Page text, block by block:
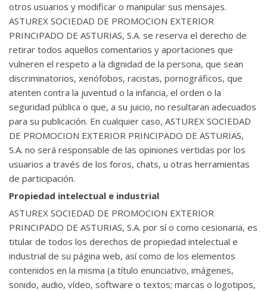
otros usuarios y modificar o manipular sus mensajes.
ASTUREX SOCIEDAD DE PROMOCION EXTERIOR
PRINCIPADO DE ASTURIAS, S.A. se reserva el derecho de
retirar todos aquellos comentarios y aportaciones que
vulneren el respeto a la dignidad de la persona, que sean
discriminatorios, xenófobos, racistas, pornográficos, que
atenten contra la juventud o la infancia, el orden o la
seguridad pública o que, a su juicio, no resultaran adecuados
para su publicación. En cualquier caso, ASTUREX SOCIEDAD
DE PROMOCION EXTERIOR PRINCIPADO DE ASTURIAS,
S.A. no será responsable de las opiniones vertidas por los
usuarios a través de los foros, chats, u otras herramientas
de participación.
Propiedad intelectual e industrial
ASTUREX SOCIEDAD DE PROMOCION EXTERIOR
PRINCIPADO DE ASTURIAS, S.A. por sí o como cesionaria, es
titular de todos los derechos de propiedad intelectual e
industrial de su página web, así como de los elementos
contenidos en la misma (a título enunciativo, imágenes,
sonido, audio, vídeo, software o textos; marcas o logotipos,